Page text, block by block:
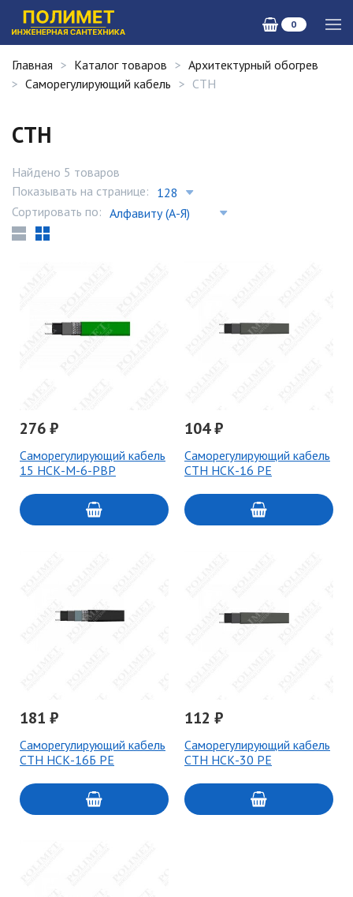
0
Главная Каталог товаров
Архитектурный обогрев
Саморегулирующий кабель
СТН
СТН
Найдено 5 товаров
Показывать на странице:
Сортировать по:
276 ₽
Саморегулирующий кабель
15 НСК-М-6-РВР
104 ₽
Саморегулирующий кабель
СТН НСК-16 РЕ
181 ₽
Саморегулирующий кабель
СТН НСК-16Б РЕ
112 ₽
Саморегулирующий кабель
СТН НСК-30 РЕ